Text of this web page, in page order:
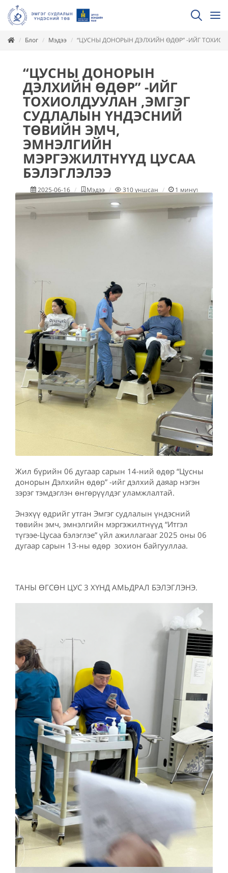
Блог Мэдээ “ЦУСНЫ ДОНОРЫН ДЭЛХИЙН ӨДӨР” -ИЙГ
“ЦУСНЫ ДОНОРЫН
ДЭЛХИЙН ӨДӨР” -ИЙГ
ТОХИОЛДУУЛАН ,ЭМГЭГ
СУДЛАЛЫН ҮНДЭСНИЙ
ТӨВИЙН ЭМЧ,
ЭМНЭЛГИЙН
МЭРГЭЖИЛТНҮҮД ЦУСАА
БЭЛЭГЛЭЛЭЭ
2025-06-16 Мэдээ 310уншсан 1 минут уншина
Жил бүрийн 06 дугаар сарын 14-ний өдөр “Цусны
донорын Дэлхийн өдөр” -ийг дэлхий даяар нэгэн
зэрэг тэмдэглэн өнгөрүүлдэг уламжлалтай.
Энэхүү өдрийг утган Эмгэг судлалын үндэсний
төвийн эмч, эмнэлгийн мэргэжилтнүүд “Итгэл
түгээе-Цусаа бэлэглэе” үйл ажиллагааг 2025 оны 06
дугаар сарын 13-ны өдөр зохион байгууллаа.
ТАНЫ ӨГСӨН ЦУС 3 ХҮНД АМЬДРАЛ БЭЛЭГЛЭНЭ.